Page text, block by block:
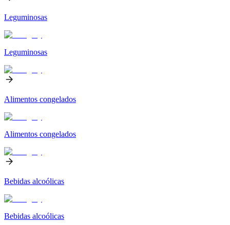
Leguminosas
Leguminosas
Alimentos congelados
Alimentos congelados
Bebidas alcoólicas
Bebidas alcoólicas